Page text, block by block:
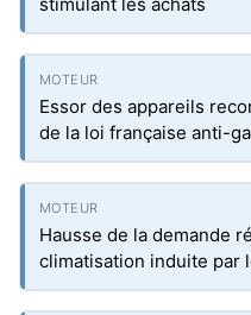
Essor des appareils
de la loi française anti-
Hausse de la demande
climatisation induite par